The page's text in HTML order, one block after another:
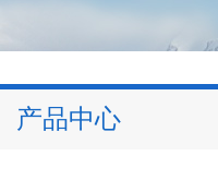
产品中心